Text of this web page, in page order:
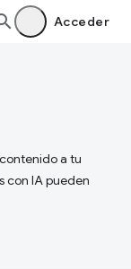
Acceder
a tu
con IA pueden